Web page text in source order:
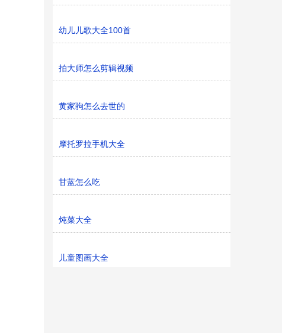
幼儿儿歌大全100首
拍大师怎么剪辑视频
黄家驹怎么去世的
摩托罗拉手机大全
甘蓝怎么吃
炖菜大全
儿童图画大全